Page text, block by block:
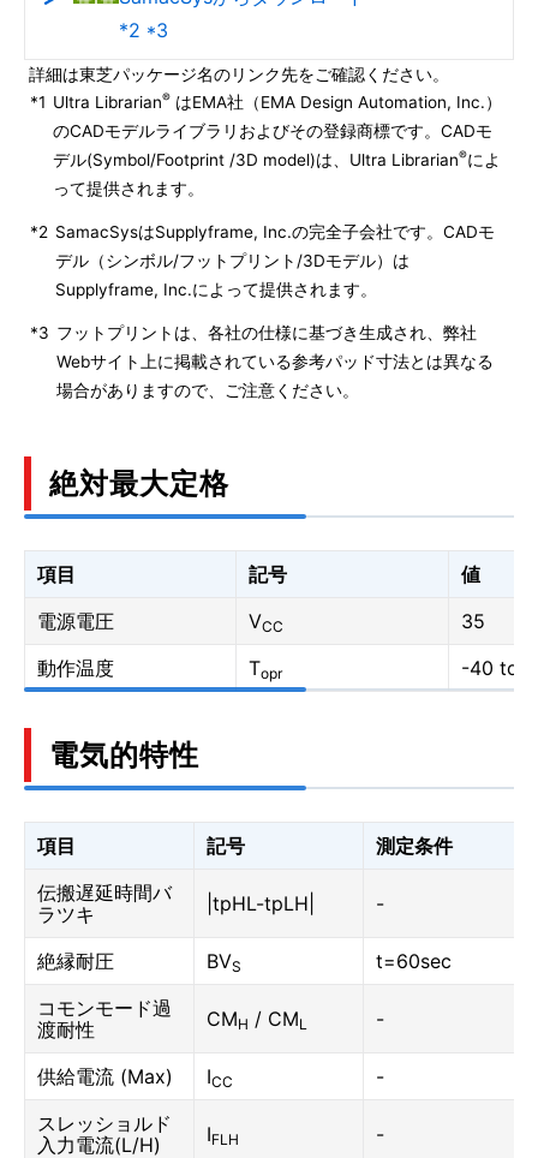
*2 *3
詳細は東芝パッケージ名のリンク先をご確認ください。
*1 Ultra Librarian® はEMA社（EMA Design Automation, Inc.）
のCADモデルライブラリおよびその登録商標です。CADモ
デル(Symbol/Footprint /3D model)は、Ultra Librarian®によ
って提供されます。
*2 SamacSysはSupplyframe, Inc.の完全子会社です。CADモ
デル（シンボル/フットプリント/3Dモデル）は
Supplyframe, Inc.によって提供されます。
*3 フットプリントは、各社の仕様に基づき生成され、弊社
Webサイト上に掲載されている参考パッド寸法とは異なる
場合がありますので、ご注意ください。
絶対最大定格
項目 記号
値
電源電圧
VCC
35
動作温度
Topr -40 to
電気的特性
項目 記号
測定条件
伝搬遅延時間バ
ラツキ
|tpHL-tpLH| -
絶縁耐圧 BVS
t=60sec
コモンモード過
渡耐性
CMH / CML -
供給電流 (Max) ICC
-
スレッショルド
入力電流(L/H)
IFLH -